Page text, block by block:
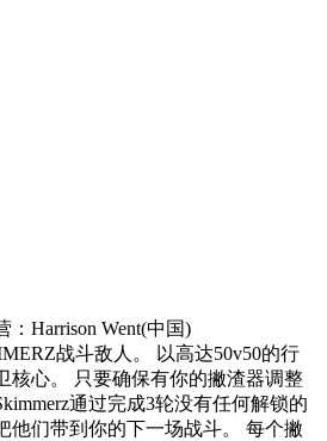
：Harrison Went(中国)
战斗敌人。 以高达50v50的行
核心。 只要确保有你的撇渣器调整
通过完成3轮没有任何解锁的
他们带到你的下一场战斗。 每个撇